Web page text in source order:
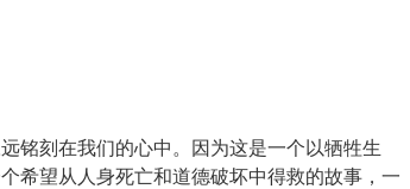
铭刻在我们的心中。因为这是一个以牺牲生
希望从人身死亡和道德破坏中得救的故事，一